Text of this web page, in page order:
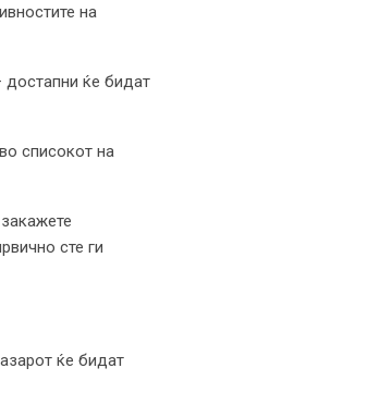
на
достапни ќе бидат
списокот на
сте ги
ќе бидат